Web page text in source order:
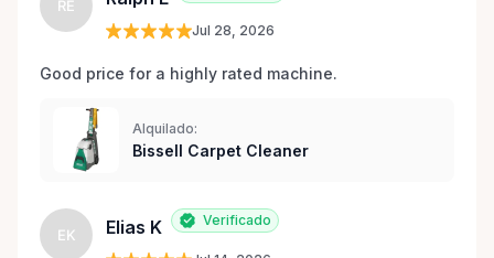
RE
Jul 28, 2026
Good price for a highly rated machine.
Alquilado:
Bissell Carpet Cleaner
EK Elias K Verificado